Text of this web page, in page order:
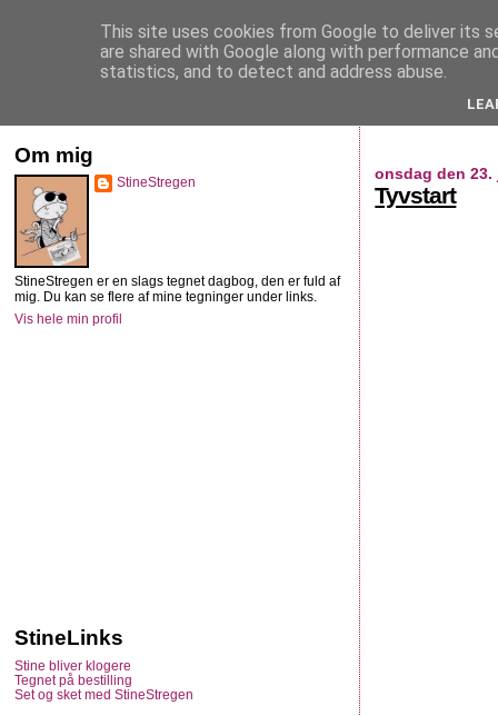
StineStregen
onsdag den 23.
Tyvstart
Om mig
StineStregen
StineStregen er en slags tegnet dagbog, den er fuld af
mig. Du kan se flere af mine tegninger under links.
Vis hele min profil
StineLinks
Stine bliver klogere
Tegnet på bestilling
Set og sket med StineStregen
This site uses cookies from Google to deliver its
are shared with Google along with performance
statistics, and to detect and address abuse.